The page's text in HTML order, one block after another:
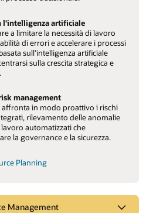
l'intelligenza artificiale
a limitare la necessità di lavoro
di errori e accelerare i processi
sull'intelligenza artificiale
sulla crescita strategica e
management
affronta in modo proattivo i rischi
rilevamento delle anomalie
automatizzati che
la governance e la sicurezza.
Planning
Management